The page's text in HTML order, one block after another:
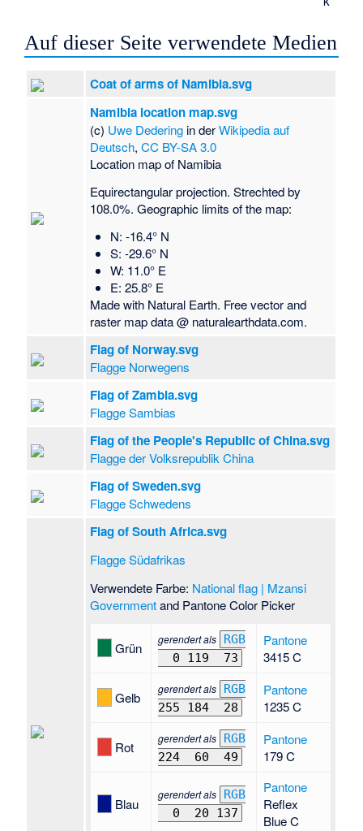
Auf dieser Seite verwendete Medien
Coat of arms of Namibia.svg
Namibia location map.svg
(c) Uwe Dedering in derWikipedia auf
Deutsch,CC BY-SA 3.0
Location map of Namibia
Equirectangular projection. Strechted by
108.0%. Geographic limits of the map:
N: -16.4° N
S: -29.6° N
W: 11.0° E
E: 25.8° E
Made with Natural Earth. Free vector and
raster map data @ naturalearthdata.com.
Flag of Norway.svg
Flagge Norwegens
Flag of Zambia.svg
Flagge Sambias
Flag of the People's Republic of China.svg
Flagge der Volksrepublik China
Flag of Sweden.svg
Flagge Schwedens
Flag of South Africa.svg
Flagge Südafrikas
Verwendete Farbe: National flag | Mzansi
Governmentand Pantone Color Picker
Grün
gerendert als
RGB
0 119
73
Pantone
3415 C
Gelb
gerendert als
RGB
255 184
28
Pantone
1235 C
Rot
gerendert als
RGB
224
60 49
Pantone
179 C
Blau
gerendert als
RGB
0
20 137
Pantone
Reflex
Blue C